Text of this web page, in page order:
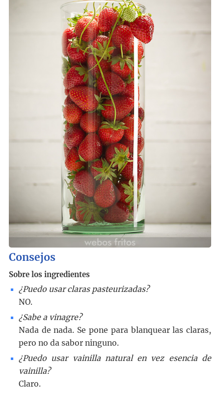
Consejos
Sobre los ingredientes
¿Puedo usar claras pasteurizadas?
NO.
¿Sabe a vinagre?
Nada de nada. Se pone para blanquear las claras,
pero no da sabor ninguno.
¿Puedo usar vainilla natural en vez esencia de
vainilla?
Claro.